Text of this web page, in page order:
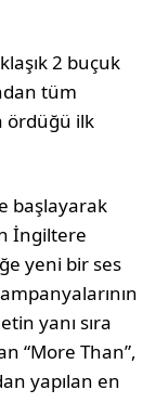
2 buçuk
tüm
ördüğü ilk
başlayarak
İngiltere
yeni bir ses
yanı sıra
“More Than”,
yapılan en